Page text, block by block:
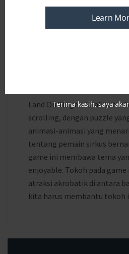
Land On Stage adalah
scrolling, dengan puzzle
animasi-animasi yang
tentang pemain sirkus
game ini membawa tema
enjoyable. Tokoh pada
atraksi akrobatik di antara
kita harus membantu tokoh
Learn
Terima kasih, saya